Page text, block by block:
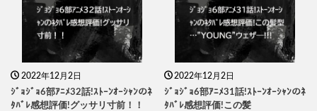
2022年12月2日
ｼﾞｮｼﾞｮ6部ｱﾆﾒ32話!ｽﾄｰﾝｵｰｼｬﾝのﾈ
ﾀﾊﾞﾚ感想評価!グッサリ寸前！！
2022年12月2日
ｼﾞｮｼﾞｮ6部ｱﾆﾒ31話!ｽﾄｰﾝｵｰｼｬﾝのﾈ
ﾀﾊﾞﾚ感想評価!この髪